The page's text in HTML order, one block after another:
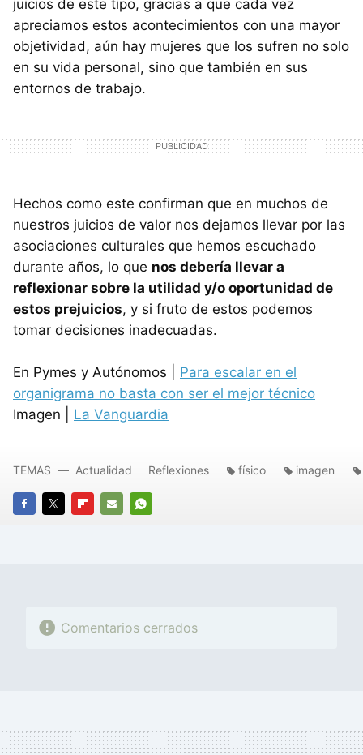
juicios de este tipo, gracias a que cada vez
apreciamos estos acontecimientos con una mayor
objetividad, aún hay mujeres que los sufren no solo
en su vida personal, sino que también en sus
entornos de trabajo.
Hechos como este confirman que en muchos de
nuestros juicios de valor nos dejamos llevar por las
asociaciones culturales que hemos escuchado
durante años, lo que nos debería llevar a
reflexionar sobre la utilidad y/o oportunidad de
estos prejuicios, y si fruto de estos podemos
tomar decisiones inadecuadas.
En Pymes y Autónomos | Para escalar en el
organigrama no basta con ser el mejor técnico
Imagen | La Vanguardia
FACEBOOK
TWITTERFLIPBOARD
E-
WHATSAPP
TEMAS Actualidad Reflexiones físico imagen
Comentarios cerrados